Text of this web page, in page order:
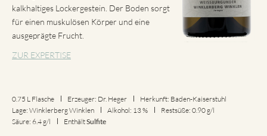
kalkhaltiges Lockergestein. Der Boden sorgt
für einen muskulösen Körper und eine
ausgeprägte Frucht.
ZUR EXPERTISE
0.75 L Flasche Erzeuger: Dr. Heger
Herkunft: Baden-Kaiserstuhl
Lage: Winklerberg Winklen
Alkohol: 13 %
Restsüße: 0.90 g/l
Säure: 6.4 g/l
EnthältSulfite